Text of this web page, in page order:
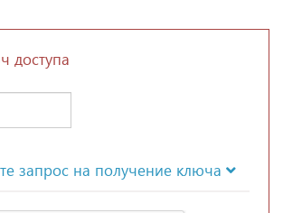
доступа
запрос на получение ключа